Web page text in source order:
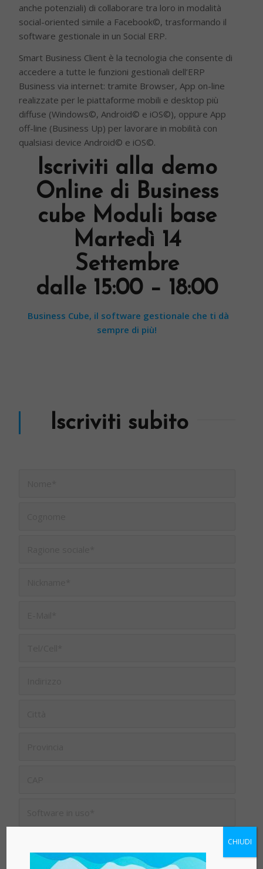
anche potenziali) di collaborare tra loro in modalità
social-oriented simile a Facebook©, trasformando il
software gestionale in un Social ERP.
Smart Business Client è la tecnologia che consente di
accedere a tutte le funzioni gestionali dell’ERP
Business via internet: tramite Browser, App on-line
realizzate per le piattaforme mobili e desktop più
diffuse (Windows©, Android© e iOS©), oppure App
off-line (Business Up) per lavorare in mobilità con
qualsiasi device Android© e iOS©.
Iscriviti alla demo
Online di Business
cube Moduli base
Martedì 14
Settembre
dalle 15:00 – 18:00
Business Cube, il software gestionale che ti dà
sempre di più!
Iscriviti subito
di questo sito e conferisco il consenso al
trattamento e alla memorizzazione delle
CHIUDI